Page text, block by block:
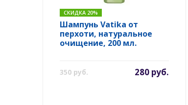
СКИДКА 20%
Шампунь Vatika от
перхоти, натуральное
очищение, 200 мл.
350 руб. 280 руб.